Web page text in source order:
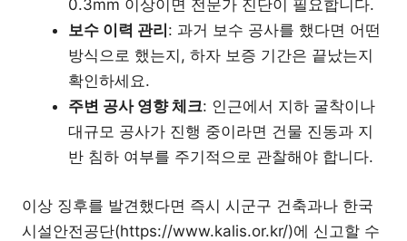
0.3mm 이상이면 전문가 진단이 필요합니다.
보수 이력 관리 : 과거 보수 공사를 했다면 어떤
방식으로 했는지, 하자 보증 기간은 끝났는지
확인하세요.
주변 공사 영향 체크: 인근에서 지하 굴착이나
대규모 공사가 진행 중이라면 건물 진동과 지
반 침하 여부를 주기적으로 관찰해야 합니다.
이상 징후를 발견했다면 즉시 시군구 건축과나 한국
시설안전공단(https://www.kalis.or.kr/)에 신고할 수